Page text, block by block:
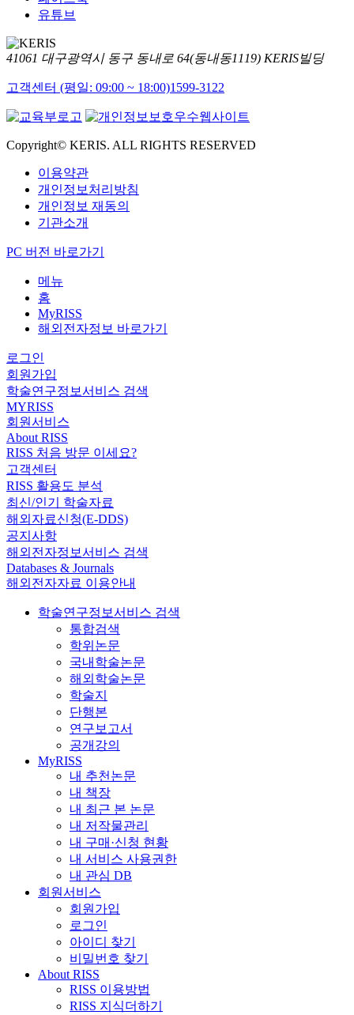
유튜브
41061 대구광역시 동구 동내로 64(동내동1119) KERIS빌딩
고객센터 (평일: 09:00 ~ 18:00)1599-3122
Copyright© KERIS. ALL RIGHTS RESERVED
이용약관
개인정보처리방침
개인정보 재동의
기관소개
PC 버전 바로가기
메뉴
홈
MyRISS
해외전자정보 바로가기
로그인
회원가입
학술연구정보서비스 검색
MYRISS
회원서비스
About RISS
RISS 처음 방문 이세요?
고객센터
RISS 활용도 분석
최신/인기 학술자료
해외자료신청(E-DDS)
공지사항
해외전자정보서비스 검색
Databases & Journals
해외전자자료 이용안내
학술연구정보서비스 검색
통합검색
학위논문
국내학술논문
해외학술논문
학술지
단행본
연구보고서
공개강의
MyRISS
내 추천논문
내 책장
내 최근 본 논문
내 저작물관리
내 구매·신청 현황
내 서비스 사용권한
내 관심 DB
회원서비스
회원가입
로그인
아이디 찾기
비밀번호 찾기
About RISS
RISS 이용방법
RISS 지식더하기